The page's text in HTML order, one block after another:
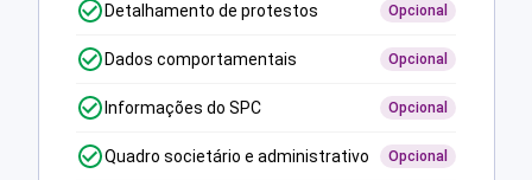
Detalhamento de protestos Opcional
Dados comportamentais Opcional
Informações do SPC Opcional
Quadro societário e administrativo Opcional